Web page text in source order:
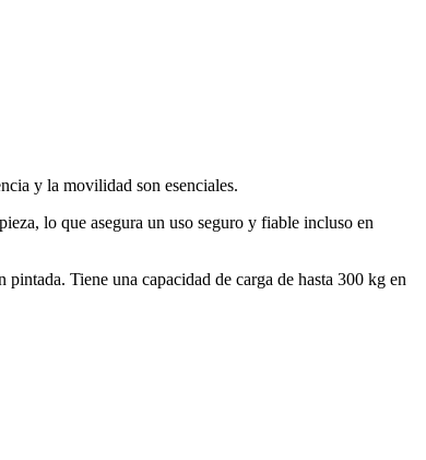
y la movilidad son esenciales.
lo que asegura un uso seguro y fiable incluso en
Tiene una capacidad de carga de hasta 300 kg en